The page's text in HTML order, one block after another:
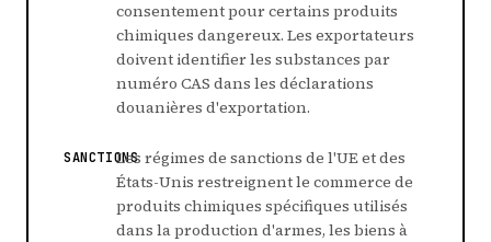
consentement pour certains produits
chimiques dangereux. Les exportateurs
doivent identifier les substances par
numéro CAS dans les déclarations
douanières d'exportation.
SANCTIONSLes régimes de sanctions de l'UE et des
États-Unis restreignent le commerce de
produits chimiques spécifiques utilisés
dans la production d'armes, les biens à